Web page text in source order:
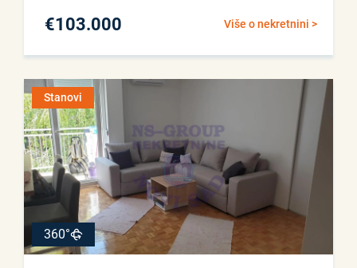
Više o nekretnini >
€103.000
Stanovi
360°